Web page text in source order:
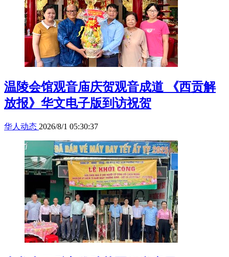
温陵会馆观音庙庆贺观音成道 《西贡解
放报》华文电子版到访祝贺
华人动态 2026/8/1 05:30:37